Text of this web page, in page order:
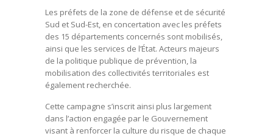
Les préfets de la zone de défense et de sécurité
Sud et Sud-Est, en concertation avec les préfets
des 15 départements concernés sont mobilisés,
ainsi que les services de l’État. Acteurs majeurs
de la politique publique de prévention, la
mobilisation des collectivités territoriales est
également recherchée.
Cette campagne s’inscrit ainsi plus largement
dans l’action engagée par le Gouvernement
visant à renforcer la culture du risque de chaque